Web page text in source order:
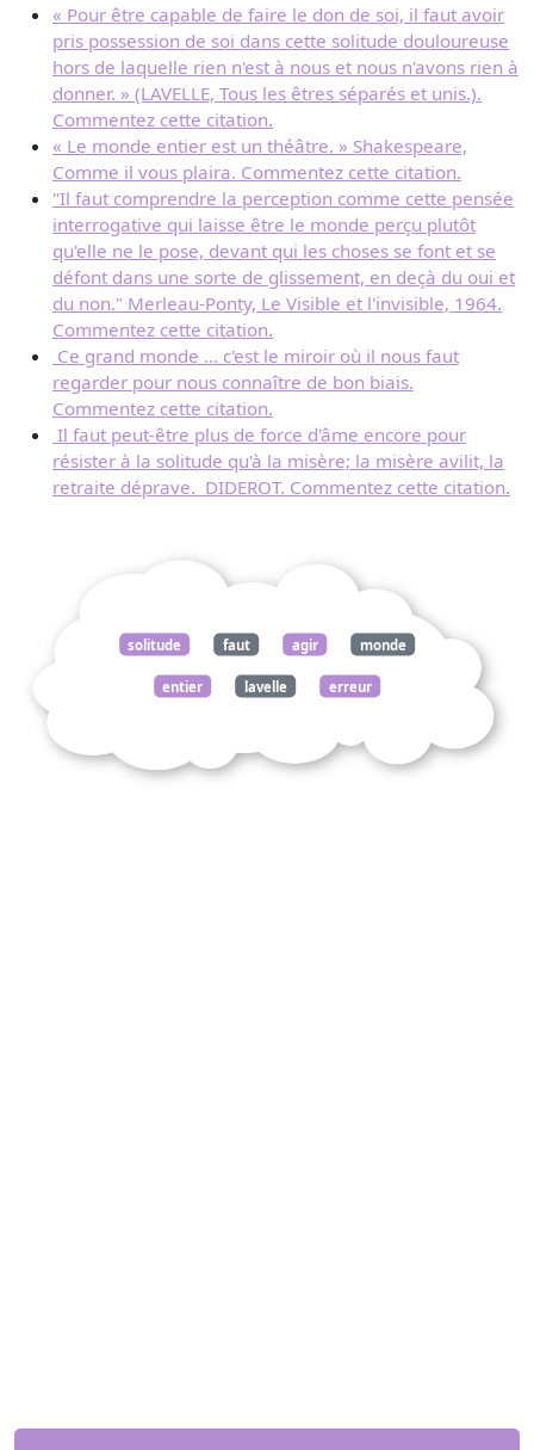
« Pour être capable de faire le don de soi, il faut avoir
pris possession de soi dans cette solitude douloureuse
hors de laquelle rien n'est à nous et nous n'avons rien à
donner. » (LAVELLE, Tous les êtres séparés et unis.).
Commentez cette citation.
« Le monde entier est un théâtre. » Shakespeare,
Comme il vous plaira. Commentez cette citation.
"Il faut comprendre la perception comme cette pensée
interrogative qui laisse être le monde perçu plutôt
qu'elle ne le pose, devant qui les choses se font et se
défont dans une sorte de glissement, en deçà du oui et
du non." Merleau-Ponty, Le Visible et l'invisible, 1964.
Commentez cette citation.
Ce grand monde ... c'est le miroir où il nous faut
regarder pour nous connaître de bon biais.
Commentez cette citation.
Il faut peut-être plus de force d'âme encore pour
résister à la solitude qu'à la misère; la misère avilit, la
retraite déprave. DIDEROT. Commentez cette citation.
solitude faut agir monde
entier lavelle erreur